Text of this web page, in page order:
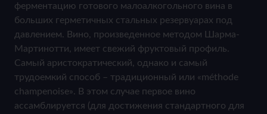
ферментацию готового малоалкогольного вина в
больших герметичных стальных резервуарах под
давлением. Вино, произведенное методом Шарма-
Мартинотти, имеет свежий фруктовый профиль.
Самый аристократический, однако и самый
трудоемкий способ – традиционный или «méthode
champenoise». В этом случае первое вино
ассамблируется (для достижения стандартного для